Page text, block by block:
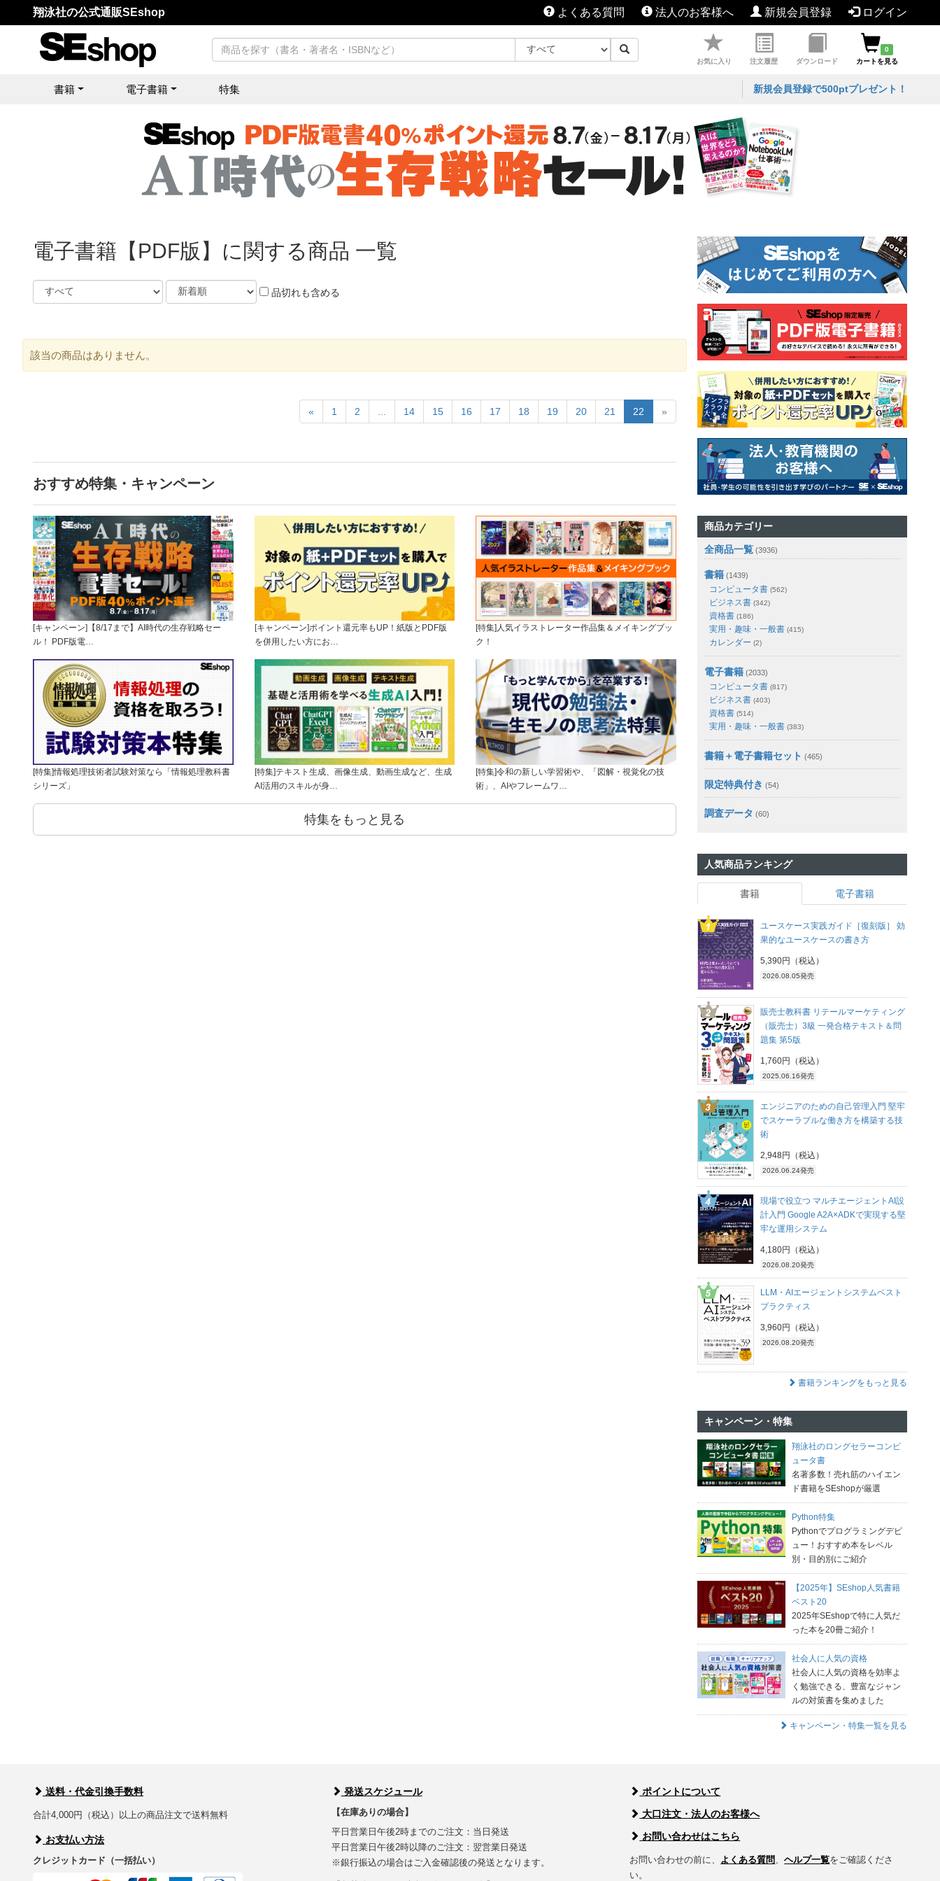
翔泳社の公式通販SEshop よくある質問 法人のお客様へ 新規会員登録 ログイン
お気に入り 注文履歴 ダウンロード
0
カートを見る
書籍 電子書籍 特集 新規会員登録で500ptプレゼント！
電子書籍【PDF版】に関する商品 一覧
品切れも含める
該当の商品はありません。
« 1 2 14 15 16 17 18 19 20 21 22 »
おすすめ特集・キャンペーン
[キャンペーン]【8/17まで】AI時代の生存戦略セー
ル！ PDF版電…
[キャンペーン]ポイント還元率もUP！紙版とPDF版
を併用したい方にお…
[特集]人気イラストレーター作品集＆メイキングブッ
ク！
[特集]情報処理技術者試験対策なら「情報処理教科書
シリーズ」
[特集]テキスト生成、画像生成、動画生成など、生成
AI活用のスキルが身…
[特集]令和の新しい学習術や、「図解・視覚化の技
術」、AIやフレームワ…
特集をもっと見る
商品カテゴリー
全商品一覧 (3936)
書籍 (1439)
コンピュータ書 (562)
ビジネス書 (342)
資格書 (186)
実用・趣味・一般書 (415)
カレンダー (2)
電子書籍 (2033)
コンピュータ書 (817)
ビジネス書 (403)
資格書 (514)
実用・趣味・一般書 (383)
書籍＋電子書籍セット (465)
限定特典付き (54)
調査データ (60)
人気商品ランキング
書籍 電子書籍
ユースケース実践ガイド［復刻版］ 効
果的なユースケースの書き方
5,390円（税込）
2026.08.05発売
販売士教科書 リテールマーケティング
（販売士）3級 一発合格テキスト＆問
題集 第5版
1,760円（税込）
2025.06.16発売
エンジニアのための自己管理入門 堅牢
でスケーラブルな働き方を構築する技
術
2,948円（税込）
2026.06.24発売
現場で役立つ マルチエージェントAI設
計入門 Google A2A×ADKで実現する堅
牢な運用システム
4,180円（税込）
2026.08.20発売
LLM・AIエージェントシステムベスト
プラクティス
3,960円（税込）
2026.08.20発売
書籍ランキングをもっと見る
キャンペーン・特集
翔泳社のロングセラーコンピ
ュータ書
名著多数！売れ筋のハイエン
ド書籍をSEshopが厳選
Python特集
Pythonでプログラミングデビ
ュー！おすすめ本をレベル
別・目的別にご紹介
【2025年】SEshop人気書籍
ベスト20
2025年SEshopで特に人気だ
った本を20冊ご紹介！
社会人に人気の資格
社会人に人気の資格を効率よ
く勉強できる、豊富なジャン
ルの対策書を集めました
キャンペーン・特集一覧を見る
送料・代金引換手数料
合計4,000円（税込）以上の商品注文で送料無料
お支払い方法
クレジットカード（一括払い）
発送スケジュール
【在庫ありの場合】
平日営業日午後2時までのご注文：当日発送
平日営業日午後2時以降のご注文：翌営業日発送
※銀行振込の場合はご入金確認後の発送となります。
ポイントについて
大口注文・法人のお客様へ
お問い合わせはこちら
お問い合わせの前に、 よくある質問、ヘルプ一覧をご確認くださ
い。